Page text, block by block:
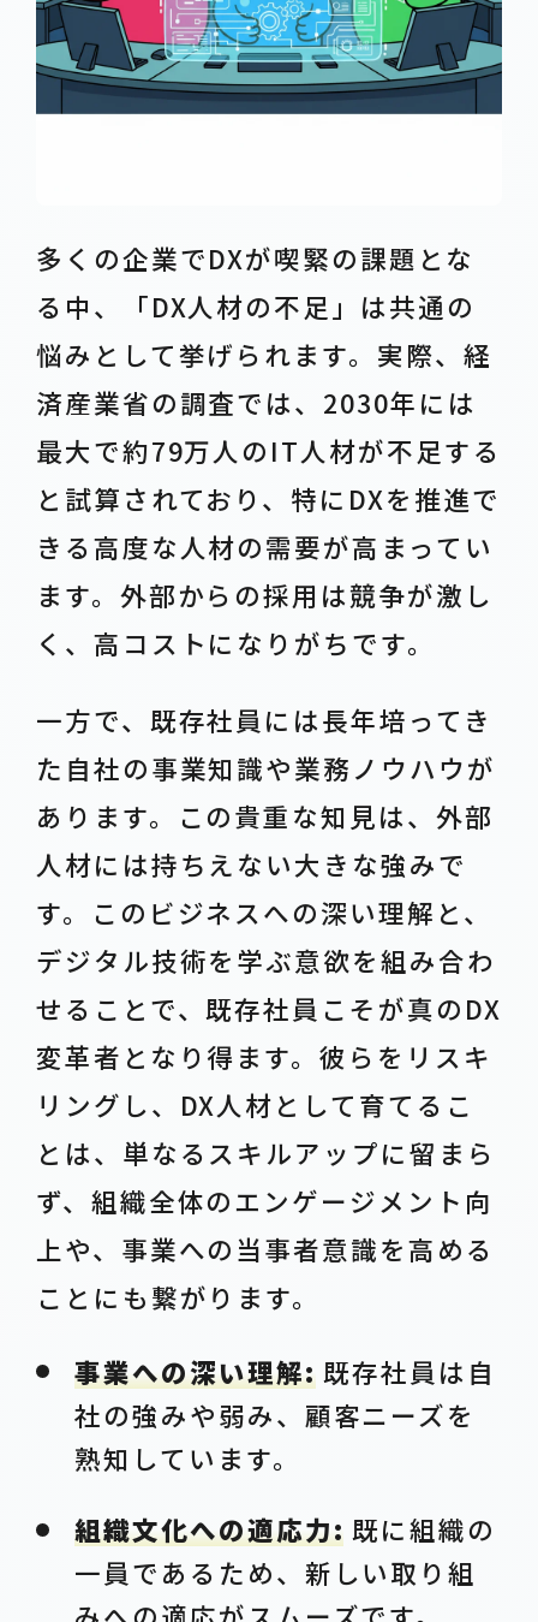
多くの企業でDXが喫緊の課題とな
る中、「DX人材の不足」は共通の
悩みとして挙げられます。実際、経
済産業省の調査では、2030年には
最大で約79万人のIT人材が不足する
と試算されており、特にDXを推進で
きる高度な人材の需要が高まってい
ます。外部からの採用は競争が激し
く、高コストになりがちです。
一方で、既存社員には長年培ってき
た自社の事業知識や業務ノウハウが
あります。この貴重な知見は、外部
人材には持ちえない大きな強みで
す。このビジネスへの深い理解と、
デジタル技術を学ぶ意欲を組み合わ
せることで、既存社員こそが真のDX
変革者となり得ます。彼らをリスキ
リングし、DX人材として育てるこ
とは、単なるスキルアップに留まら
ず、組織全体のエンゲージメント向
上や、事業への当事者意識を高める
ことにも繋がります。
事業への深い理解:既存社員は自
社の強みや弱み、顧客ニーズを
熟知しています。
組織文化への適応力: 既に組織の
一員であるため、新しい取り組